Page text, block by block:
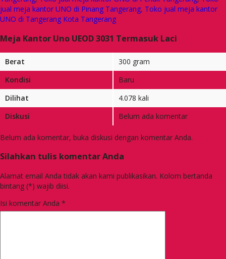
jual meja kantor UNO di Pinang Tangerang, Toko jual meja kantor
UNO di Tangerang Kota Tangerang
Meja Kantor Uno UEOD 3031 Termasuk Laci
Berat
300 gram
Kondisi
Baru
Dilihat
4.078 kali
Diskusi
Belum ada komentar
Belum ada komentar, buka diskusi dengan komentar Anda.
Silahkan tulis komentar Anda
Alamat email Anda tidak akan kami publikasikan. Kolom bertanda
bintang (*) wajib diisi.
Isi komentar Anda *